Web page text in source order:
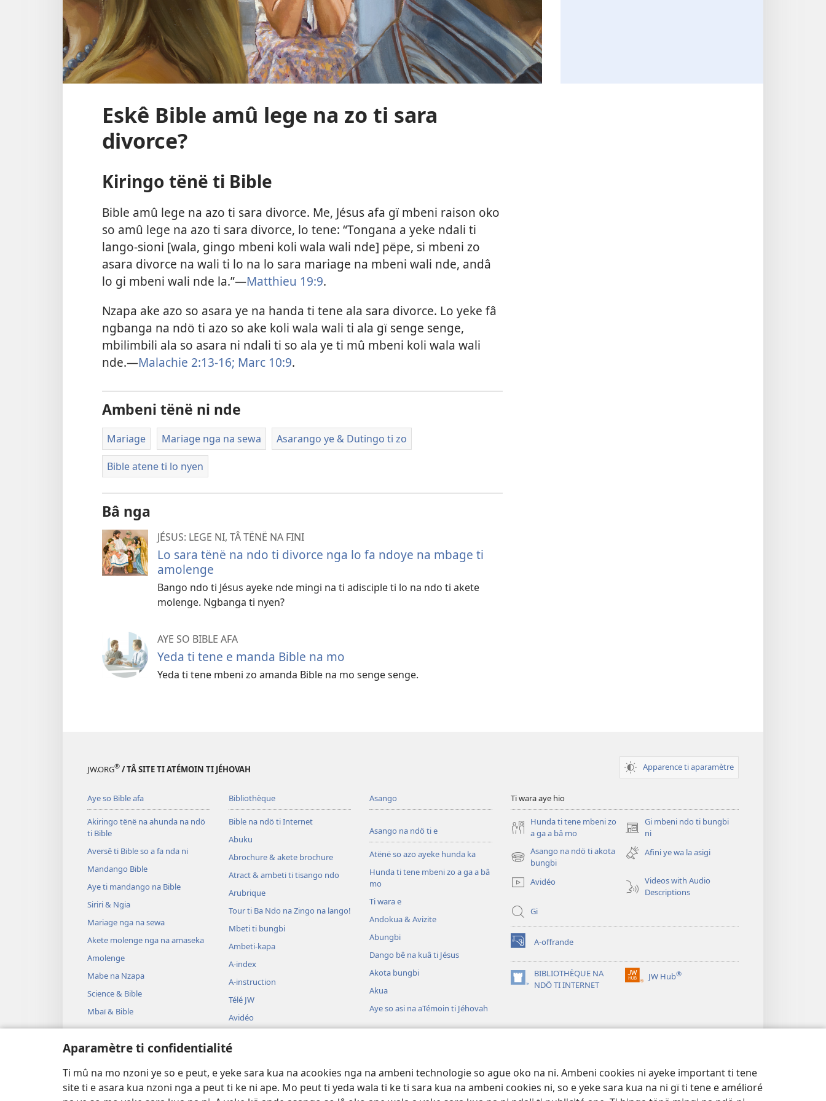
Aparamètre ti confidentialité
Ti mû na mo nzoni ye so e peut, e yeke sara kua na acookies nga na ambeni technologie so ague oko na ni. Ambeni cookies ni ayeke important ti tene
site ti e asara kua nzoni nga a peut ti ke ni ape. Mo peut ti yeda wala ti ke ti sara kua na ambeni cookies ni, so e yeke sara kua na ni gï ti tene e amélioré
Eskê Bible amû lege na zo ti sara
divorce?
Kiringo tënë ti Bible
Bible amû lege na azo ti sara divorce. Me, Jésus afa gï mbeni raison oko
so amû lege na azo ti sara divorce, lo tene: “Tongana a yeke ndali ti
lango-sioni [wala, gingo mbeni koli wala wali nde] pëpe, si mbeni zo
asara divorce na wali ti lo na lo sara mariage na mbeni wali nde, andâ
lo gi mbeni wali nde la.”​—Matthieu 19:9.
Nzapa ake azo so asara ye na handa ti tene ala sara divorce. Lo yeke fâ
ngbanga na ndö ti azo so ake koli wala wali ti ala gï senge senge,
mbilimbili ala so asara ni ndali ti so ala ye ti mû mbeni koli wala wali
nde.​—Malachie 2:13-16; Marc 10:9.
Ambeni tënë ni nde
Mariage Mariage nga na sewa Asarango ye & Dutingo ti zo
Bible atene ti lo nyen
Bâ nga
JÉSUS: LEGE NI, TÂ TËNË NA FINI
Lo sara tënë na ndo ti divorce nga lo fa ndoye na mbage ti
amolenge
Bango ndo ti Jésus ayeke nde mingi na ti adisciple ti lo na ndo ti akete
molenge. Ngbanga ti nyen?
AYE SO BIBLE AFA
Yeda ti tene e manda Bible na mo
Yeda ti tene mbeni zo amanda Bible na mo senge senge.
JW.ORG® / TÂ SITE TI ATÉMOIN TI JÉHOVAH Apparence ti aparamètre
Aye so Bible afa
Akiringo tënë na ahunda na ndö
ti Bible
Aversê ti Bible so a fa nda ni
Mandango Bible
Aye ti mandango na Bible
Siriri & Ngia
Mariage nga na sewa
Akete molenge nga na amaseka
Amolenge
Mabe na Nzapa
Science & Bible
Mbaï & Bible
Bibliothèque
Bible na ndö ti Internet
Abuku
Abrochure & akete brochure
Atract & ambeti ti tisango ndo
Arubrique
Tour ti Ba Ndo na Zingo na lango!
Mbeti ti bungbi
Ambeti-kapa
A-index
A-instruction
Télé JW
Avidéo
Ascénette ti ambaï ti Bible (Audio)
Dikongo Bible so a mä go ti azo
ni dä
Asango
Asango na ndö ti e
Atënë so azo ayeke hunda ka
Hunda ti tene mbeni zo a ga a bâ
mo
Ti wara e
Andokua & Avizite
Abungbi
Dango bê na kuâ ti Jésus
Akota bungbi
Akua
Aye so asi na aTémoin ti Jéhovah
Ti wara aye hio
Hunda ti tene mbeni zo
a ga a bâ mo
Gi mbeni ndo ti bungbi
ni
(zi
mbeni
fini
Asango na ndö ti akota
bungbi
(zi
fini
Afini ye wa la asigi
Avidéo
Videos with Audio
Descriptions
Gi
A-offrande
(zi
mbeni
fini
page)
BIBLIOTHÈQUE NA
NDÖ TI INTERNET
(zi
JW Hub®
(zi